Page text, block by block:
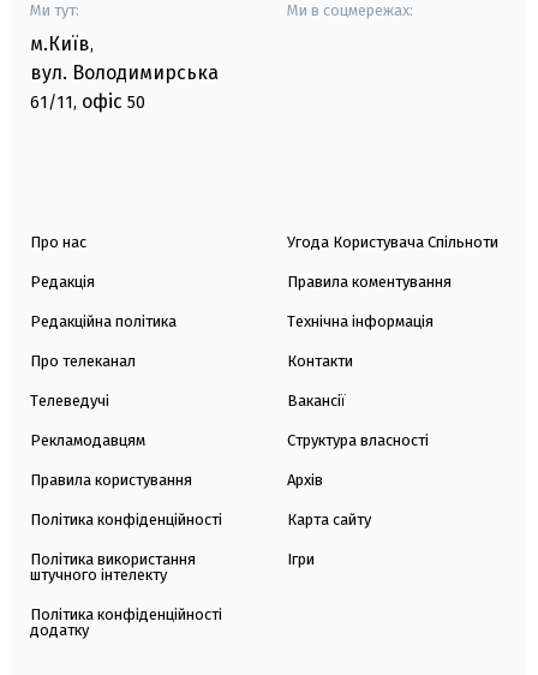
Ми тут:
м.Київ,
вул. Володимирська
61/11, офіс 50
Ми в соцмережах:
Про нас
Редакція
Редакційна політика
Про телеканал
Телеведучі
Рекламодавцям
Правила користування
Політика конфіденційності
Політика використання
штучного інтелекту
Політика конфіденційності
додатку
Угода Користувача Спільноти
Правила коментування
Технічна інформація
Контакти
Вакансії
Структура власності
Архів
Карта сайту
Ігри